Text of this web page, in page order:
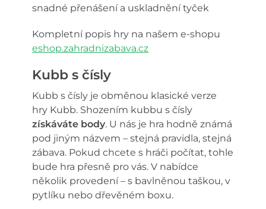
snadné přenášení a uskladnění tyček
Kompletní popis hry na našem e-shopu
eshop.zahradnizabava.cz
Kubb s čísly
Kubb s čísly je obměnou klasické verze
hry Kubb. Shozením kubbu s čísly
získáváte body. U nás je hra hodně známá
pod jiným názvem – stejná pravidla, stejná
zábava. Pokud chcete s hráči počítat, tohle
bude hra přesně pro vás. V nabídce
několik provedení – s bavlněnou taškou, v
pytlíku nebo dřevěném boxu.